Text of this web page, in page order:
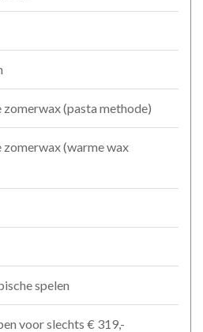
zomerwax (pasta methode)
zomerwax (warme wax
spelen
voor slechts € 319,-